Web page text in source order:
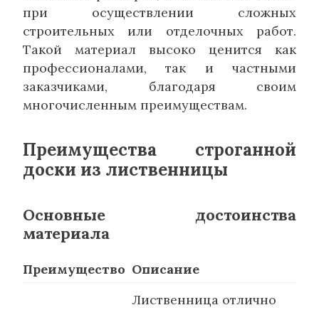
при осуществлении сложных
строительных или отделочных работ.
Такой материал высоко ценится как
профессионалами, так и частными
заказчиками, благодаря своим
многочисленным преимуществам.
Преимущества строганной
доски из лиственницы
Основные достоинства
материала
Преимущество Описание
Лиственница отлично